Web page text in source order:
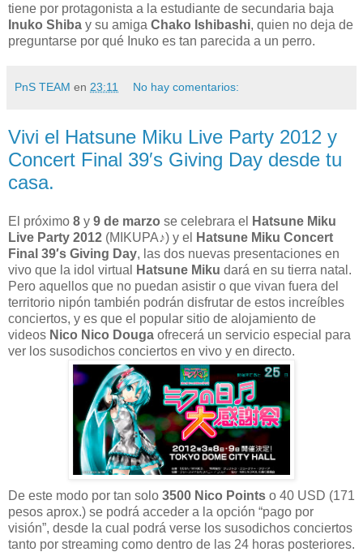
tiene por protagonista a la estudiante de secundaria baja
Inuko Shiba y su amiga Chako Ishibashi, quien no deja de
preguntarse por qué Inuko es tan parecida a un perro.
PnS TEAM en 23:11 No hay comentarios:
Vivi el Hatsune Miku Live Party 2012 y
Concert Final 39′s Giving Day desde tu
casa.
El próximo 8 y 9 de marzo se celebrara el
Hatsune Miku
Live Party 2012 (MIKUPA♪) y el
Hatsune Miku Concert
Final 39′s Giving Day, las dos nuevas presentaciones en
vivo que la idol virtual
Hatsune Miku dará en su tierra natal.
Pero aquellos que no puedan asistir o que vivan fuera del
territorio nipón también podrán disfrutar de estos increíbles
conciertos, y es que el popular sitio de alojamiento de
videos Nico Nico Douga ofrecerá un servicio especial para
ver los susodichos conciertos en vivo y en directo.
De este modo por tan solo 3500 Nico Points o 40 USD (171
pesos aprox.) se podrá acceder a la opción “pago por
visión”, desde la cual podrá verse los susodichos conciertos
tanto por streaming como dentro de las 24 horas posteriores.